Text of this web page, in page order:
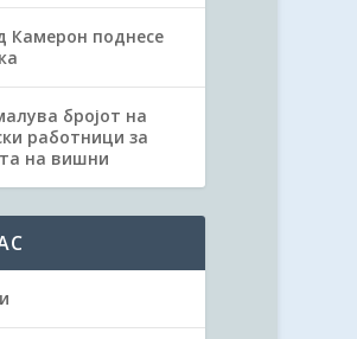
Камерон поднесе
бројот на
работници за
на вишни